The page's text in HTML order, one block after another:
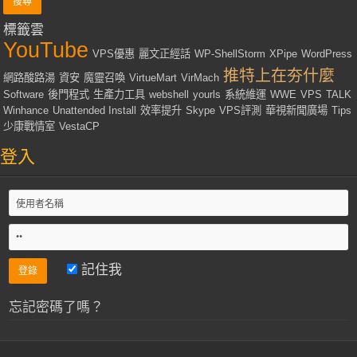
標籤雲
YouTube VPS優惠 麗文正經話 WP-ShellStorm XPipe WordPress
網路酸路湯 資安 魔靈召喚 VirtueMart VirMach 推特上在夯什麼
Software 後門程式 生產力工具 webshell yourls 系統維運 WWE VPS TALK
Winhance Unattended Install 效率提升 Skype VPS評測 華視新聞廣場 Tips
少康戰情室 VestaCP
登入
記住我
忘記密碼了嗎？